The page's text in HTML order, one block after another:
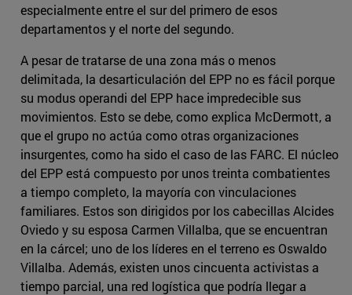
especialmente entre el sur del primero de esos
departamentos y el norte del segundo.
A pesar de tratarse de una zona más o menos
delimitada, la desarticulación del EPP no es fácil porque
su modus operandi del EPP hace impredecible sus
movimientos. Esto se debe, como explica McDermott, a
que el grupo no actúa como otras organizaciones
insurgentes, como ha sido el caso de las FARC. El núcleo
del EPP está compuesto por unos treinta combatientes
a tiempo completo, la mayoría con vinculaciones
familiares. Estos son dirigidos por los cabecillas Alcides
Oviedo y su esposa Carmen Villalba, que se encuentran
en la cárcel; uno de los líderes en el terreno es Oswaldo
Villalba. Además, existen unos cincuenta activistas a
tiempo parcial, una red logística que podría llegar a